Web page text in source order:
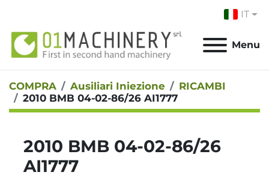
IT
Menu
COMPRA Ausiliari Iniezione
RICAMBI
2010 BMB 04-02-86/26 AI1777
2010 BMB 04-02-86/26
AI1777